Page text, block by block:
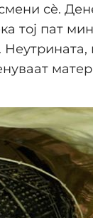
сè.
тој пат